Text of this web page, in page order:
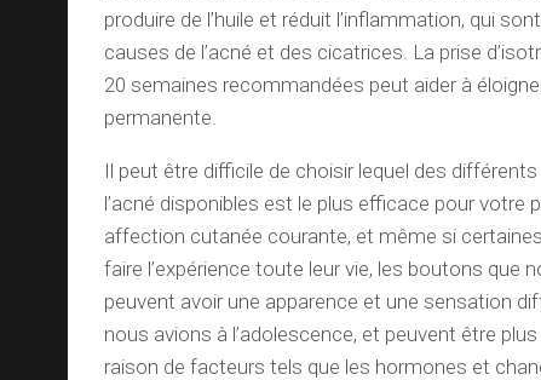
produire de l’huile et réduit l’inflammation, qui
causes de l’acné et des cicatrices. La prise
20 semaines recommandées peut aider à
permanente.
Il peut être difficile de choisir lequel des
l’acné disponibles est le plus efficace pour votre
affection cutanée courante, et même si
faire l’expérience toute leur vie, les boutons que
peuvent avoir une apparence et une sensation
nous avions à l’adolescence, et peuvent être
raison de facteurs tels que les hormones et